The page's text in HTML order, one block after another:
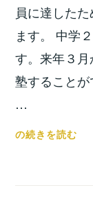
て！！
員に達した
ます。 中学
す。来年３
塾すること
…
中
の続きを読む